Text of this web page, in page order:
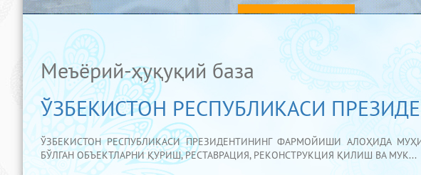
Меъёрий-ҳуқуқий база
ЎЗБЕКИСТОН РЕСПУБЛИКАСИ
ЎЗБЕКИСТОН РЕСПУБЛИКАСИ ПРЕЗИДЕНТИНИНГ ФАРМОЙИШИ АЛОҲИДА
БЎЛГАН ОБЪЕКТЛАРНИ ҚУРИШ, РЕСТАВРАЦИЯ, РЕКОНСТРУКЦИЯ ҚИЛИШ ВА МУК...